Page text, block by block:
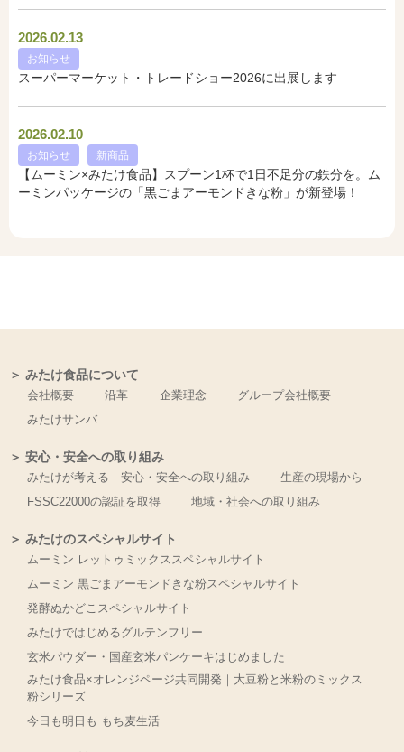
2026.02.13
お知らせ
スーパーマーケット・トレードショー2026に出展します
2026.02.10
お知らせ 新商品
【ムーミン×みたけ食品】スプーン1杯で1日不足分の鉄分を。ム
ーミンパッケージの「黒ごまアーモンドきな粉」が新登場！
＞ みたけ食品について
会社概要
沿革 企業理念
グループ会社概要
みたけサンバ
＞ 安心・安全への取り組み
みたけが考える 安心・安全への取り組み
生産の現場から
FSSC22000の認証を取得
地域・社会への取り組み
＞ みたけのスペシャルサイト
ムーミン レットゥミックススペシャルサイト
ムーミン 黒ごまアーモンドきな粉スペシャルサイト
発酵ぬかどこスペシャルサイト
みたけではじめるグルテンフリー
玄米パウダー・国産玄米パンケーキはじめました
みたけ食品×オレンジページ共同開発｜大豆粉と米粉のミックス
粉シリーズ
今日も明日も もち麦生活